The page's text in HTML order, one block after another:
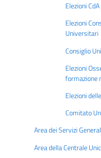
Elezioni
Elezioni
Universitari
Consiglio
Elezioni
formazione
Elezioni
Comitato
Area dei Servizi
Area della Centrale